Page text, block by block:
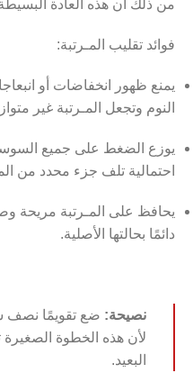
من ذلك أن هذه العادة
فوائد تقليب المـرتبة:
يمنع ظهور انخفاضات أو
النوم وتجعل المـرتبة غير
يوزع الضغط على جميع
احتمالية تلف جزء محدد من
يحافظ على المـرتبة مريحة
دائمًا بحالتها الأصلية.
نصيحة: ضع تقويمًا نصف
لأن هذه الخطوة
البعيد.